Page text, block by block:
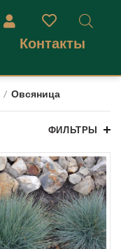
Контакты
Овсяница
ФИЛЬТРЫ